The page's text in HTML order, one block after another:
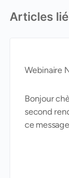
Articles
Webinaire
Bonjour
second
ce